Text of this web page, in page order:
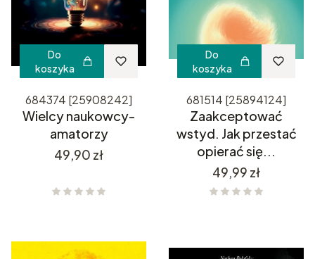
Do
koszyka
684374 [25908242]
Wielcy naukowcy-
amatorzy
Cena
49,90 zł
Do
koszyka
681514 [25894124]
Zaakceptować
wstyd. Jak przestać
opierać się...
Cena
49,99 zł